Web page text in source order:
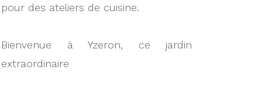
pour des ateliers de cuisine.
Bienvenue à Yzeron, ce jardin
extraordinaire